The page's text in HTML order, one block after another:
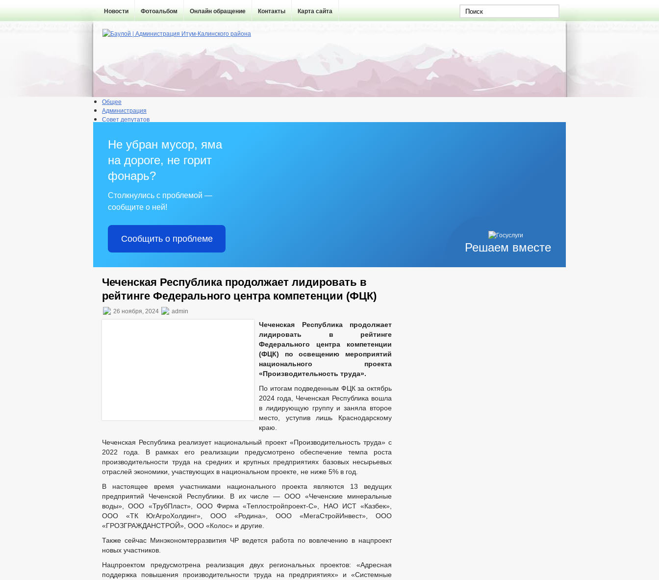
Новости Фотоальбом Онлайн обращение Контакты Карта сайта
Общее
Администрация
Совет депутатов
Бюджет
Прием граждан
Решаем вместе
Не убран мусор, яма
на дороге, не горит
фонарь?
Столкнулись с проблемой —
сообщите о ней!
Сообщить о проблеме
Чеченская Республика продолжает лидировать в
рейтинге Федерального центра компетенции (ФЦК)
26 ноября, 2024 admin
Чеченская Республика продолжает
лидировать в рейтинге
Федерального центра компетенции
(ФЦК) по освещению мероприятий
национального проекта
«Производительность труда».
По итогам подведенным ФЦК за октябрь
2024 года, Чеченская Республика вошла
в лидирующую группу и заняла второе
место, уступив лишь Краснодарскому
краю.
Чеченская Республика реализует национальный проект «Производительность труда» с
2022 года. В рамках его реализации предусмотрено обеспечение темпа роста
производительности труда на средних и крупных предприятиях базовых несырьевых
отраслей экономики, участвующих в национальном проекте, не ниже 5% в год.
В настоящее время участниками национального проекта являются 13 ведущих
предприятий Чеченской Республики. В их числе — ООО «Чеченские минеральные
воды», ООО «ТрубПласт», ООО Фирма «Теплостройпроект-С», НАО ИСТ «Казбек»,
ООО «ТК ЮгАгроХолдинг», ООО «Родина», ООО «МегаСтройИнвест», ООО
«ГРОЗГРАЖДАНСТРОЙ», ООО «Колос» и другие.
Также сейчас Минэкономтерразвития ЧР ведется работа по вовлечению в нацпроект
новых участников.
Нацпроектом предусмотрена реализация двух региональных проектов: «Адресная
поддержка повышения производительности труда на предприятиях» и «Системные